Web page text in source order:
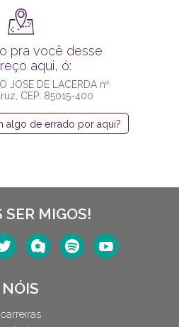
pra você desse
aqui, ó:
JOSE DE LACERDA nº
CEP: 85015-400
algo de errado por aqui?
SER MIGOS!
NÓIS
carreiras